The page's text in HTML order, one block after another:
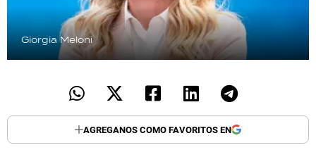
Giorgia Meloni
AGREGANOS COMO FAVORITOS EN